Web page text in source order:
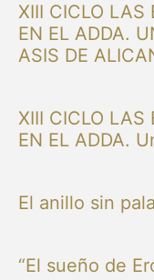
XIII CICLO LAS
EN EL ADDA.
ASIS DE
XIII CICLO LAS
EN EL ADDA.
El anillo sin
“El sueño de